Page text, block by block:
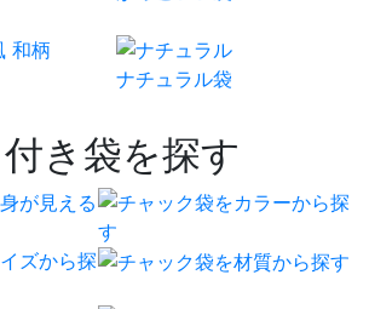
ナチュラル袋
き袋を探す